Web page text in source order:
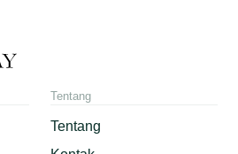
Tentang
Tentang